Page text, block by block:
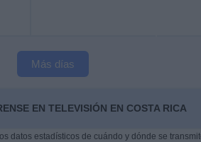
Más días
EN TELEVISIÓN EN COSTA RICA
datos estadísticos de cuándo y dónde se